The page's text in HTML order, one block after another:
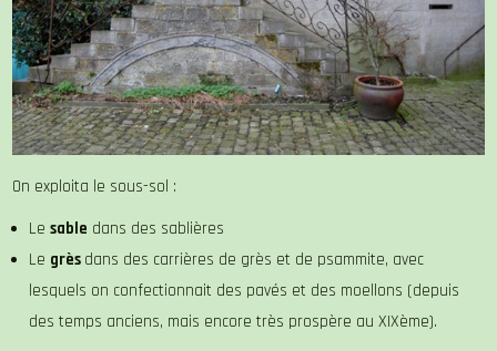
On exploita le sous-sol :
Lesable dans des sablières
Le grès dans des carrières de grès et de psammite, avec
lesquels on confectionnait des pavés et des moellons (depuis
des temps anciens, mais encore très prospère au XIXème).